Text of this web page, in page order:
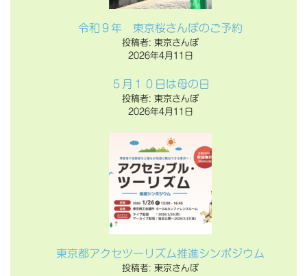
令和９年 東京桜さんぽのご予約
投稿者: 東京さんぽ
2026年4月11日
５月１０日は母の日
投稿者: 東京さんぽ
2026年4月11日
東京都アクセツーリズム推進シンポジウム
投稿者: 東京さんぽ